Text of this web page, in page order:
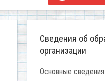
Сведения об
организации
Основные сведения